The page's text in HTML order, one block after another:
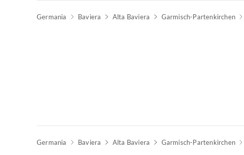
Germania Baviera Alta Baviera Garmisch-Partenkirchen
Germania Baviera Alta Baviera Garmisch-Partenkirchen